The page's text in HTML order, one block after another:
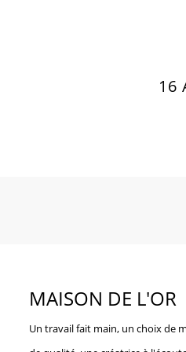
16
MAISON DE L'OR
Un travail fait main, un choix de